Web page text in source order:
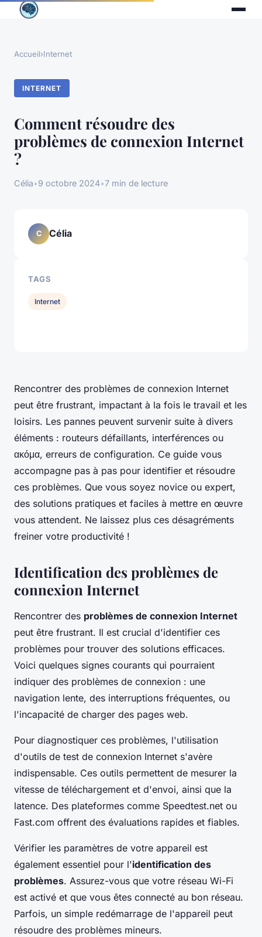
Accueil›Internet
INTERNET
Comment résoudre des
problèmes de connexion Internet
?
Célia•9 octobre 2024•7 min de lecture
Rencontrer des problèmes de connexion Internet
peut être frustrant, impactant à la fois le travail et les
loisirs. Les pannes peuvent survenir suite à divers
éléments : routeurs défaillants, interférences ou
ακόμα, erreurs de configuration. Ce guide vous
accompagne pas à pas pour identifier et résoudre
ces problèmes. Que vous soyez novice ou expert,
des solutions pratiques et faciles à mettre en œuvre
vous attendent. Ne laissez plus ces désagréments
freiner votre productivité !
Identification des problèmes de
connexion Internet
Rencontrer des problèmes de connexion Internet
peut être frustrant. Il est crucial d'identifier ces
problèmes pour trouver des solutions efficaces.
Voici quelques signes courants qui pourraient
indiquer des problèmes de connexion : une
navigation lente, des interruptions fréquentes, ou
l'incapacité de charger des pages web.
Pour diagnostiquer ces problèmes, l'utilisation
d'outils de test de connexion Internet s'avère
indispensable. Ces outils permettent de mesurer la
vitesse de téléchargement et d'envoi, ainsi que la
latence. Des plateformes comme Speedtest.net ou
Fast.com offrent des évaluations rapides et fiables.
Vérifier les paramètres de votre appareil est
également essentiel pour l'identification des
problèmes. Assurez-vous que votre réseau Wi-Fi
est activé et que vous êtes connecté au bon réseau.
Parfois, un simple redémarrage de l'appareil peut
résoudre des problèmes mineurs.
C Célia
TAGS
Internet